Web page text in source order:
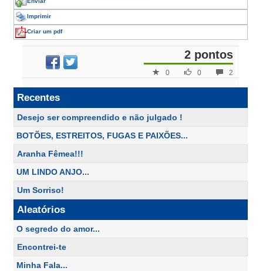
Imprimir
Criar um pdf
2 pontos
2
0
0
Recentes
Desejo ser compreendido e não julgado !
BOTÕES, ESTREITOS, FUGAS E PAIXÕES...
Aranha Fêmea!!!
UM LINDO ANJO...
Um Sorriso!
Aleatórios
O segredo do amor...
Encontrei-te
Minha Fala...